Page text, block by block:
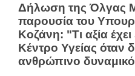
Δήλωση της Όλγας
παρουσία του
Κοζάνη: "Τι αξία
Κέντρο Υγείας όταν
ανθρώπινο δυναμικό